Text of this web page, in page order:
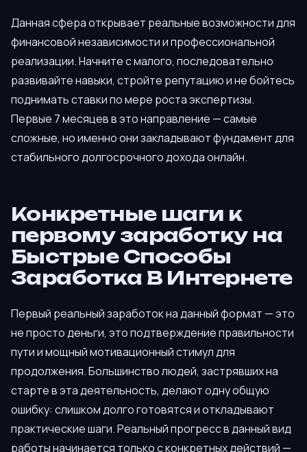
Данная сфера открывает реальные возможности для
финансовой независимости и профессиональной
реализации. Начните с малого, последовательно
развивайте навыки, стройте репутацию и не бойтесь
поднимать ставки по мере роста экспертизы.
Первые 7 месяцев в это направление — самые
сложные, но именно они закладывают фундамент для
стабильного долгосрочного дохода онлайн.
Конкретные шаги к
первому заработку на
Быстрые Способы
Заработка В Интернете
Первый реальный заработок на данный формат — это
не просто деньги, это подтверждение правильности
пути и мощный мотивационный стимул для
продолжения. Большинство людей, застрявших на
старте в эта деятельность, делают одну общую
ошибку: слишком долго готовятся и откладывают
практические шаги. Реальный прогресс в данный вид
работы начинается только с конкретных действий —